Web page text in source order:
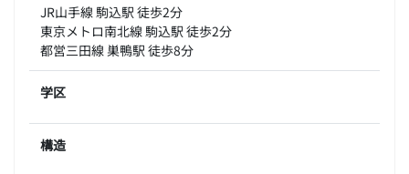
JR山手線 駒込駅 徒歩2分
東京メトロ南北線 駒込駅 徒歩2分
都営三田線 巣鴨駅 徒歩8分
学区
構造